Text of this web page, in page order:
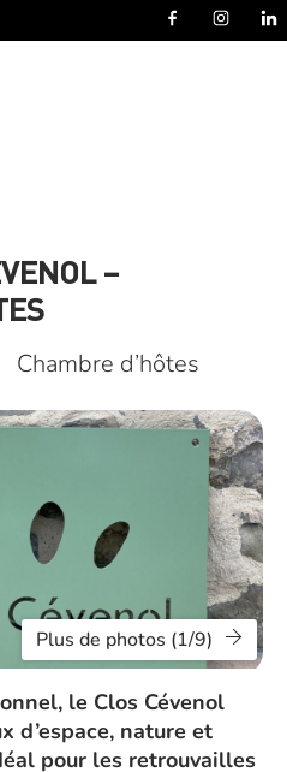
–
Chambre d’hôtes
Plus de photos (1/9)
le Clos Cévenol
d’espace, nature et
pour les retrouvailles